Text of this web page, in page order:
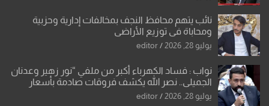
نائب يتهم محافظ النجف بمخالفات إدارية وحزبية
ومحاباة في توزيع الأراضي
يوليو 28, 2026 editor
نواب : فساد الكهرباء أكبر من ملفي “نور زهير وعدنان
الجميلي.. نصر الله يكشف فروقات صادمة بأسعار
معدات الكهرباء وعقودها
يوليو 28, 2026 editor